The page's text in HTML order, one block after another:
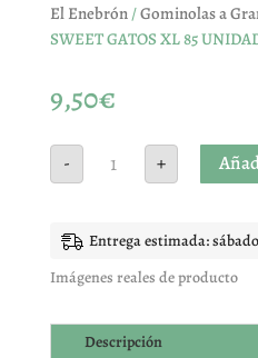
El Enebrón/Gominolas a
SWEET GATOS XL 85
9,50€
- SWEET
cantidad
+
Entrega estimada:
Imágenes reales de producto
Descripción